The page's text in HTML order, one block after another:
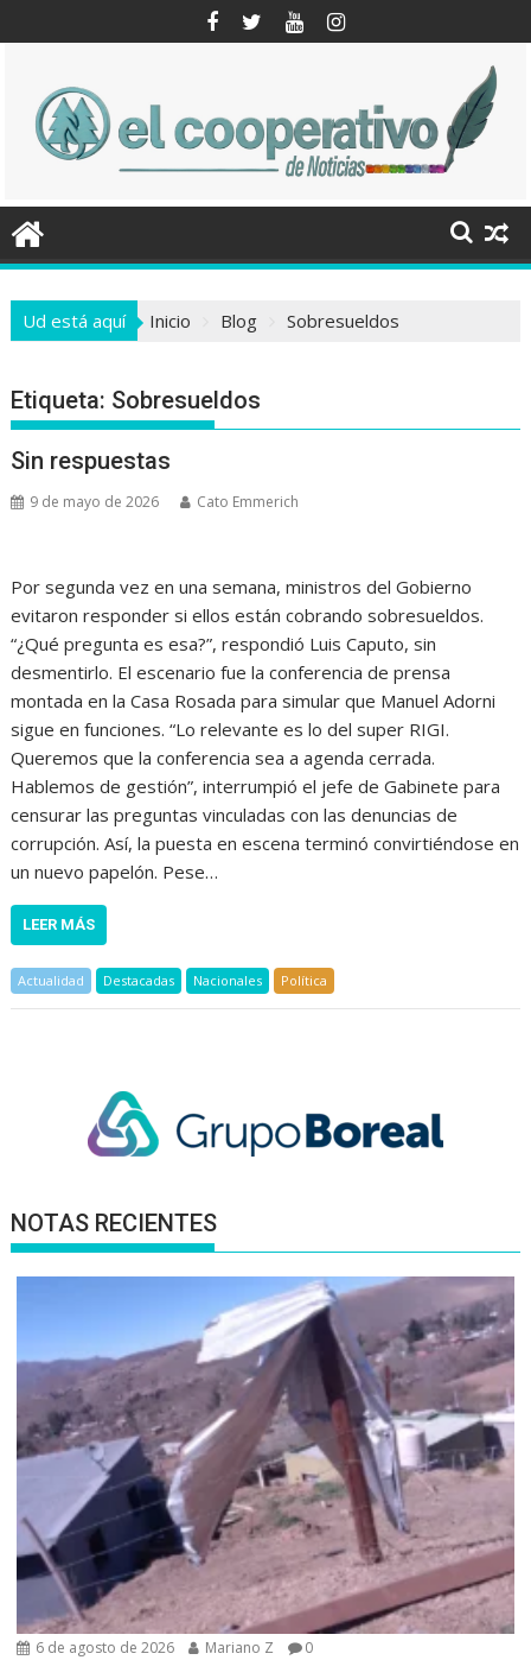
al
Ud está aquí Inicio Blog Sobresueldos
Etiqueta: Sobresueldos
Sin respuestas
9 de mayo de 2026 Cato Emmerich
Por segunda vez en una semana, ministros del Gobierno
evitaron responder si ellos están cobrando sobresueldos.
“¿Qué pregunta es esa?”, respondió Luis Caputo, sin
desmentirlo. El escenario fue la conferencia de prensa
montada en la Casa Rosada para simular que Manuel Adorni
sigue en funciones. “Lo relevante es lo del super RIGI.
Queremos que la conferencia sea a agenda cerrada.
Hablemos de gestión”, interrumpió el jefe de Gabinete para
censurar las preguntas vinculadas con las denuncias de
corrupción. Así, la puesta en escena terminó convirtiéndose en
un nuevo papelón. Pese…
LEER MÁS
Actualidad Destacadas Nacionales Política
NOTAS RECIENTES
6 de agosto de 2026 Mariano Z 0